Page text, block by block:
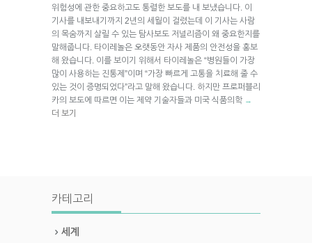
위험성에 관한 중요하고도 통렬한 보도를 내 보냈습니다. 이
기사를 내보내기까지 2년의 세월이 걸렸는데 이 기사는 사람
의 목숨까지 살릴 수 있는 탐사보도 저널리즘이 왜 중요한지를
말해줍니다. 타이레놀은 오랫동안 자사 제품의 안전성을 홍보
해 왔습니다. 이를 보이기 위해서 타이레놀은 “병원들이 가장
많이 사용하는 진통제”이며 “가장 빠르게 고통을 치료해 줄 수
있는 것이 증명되었다”라고 말해 왔습니다. 하지만 프로퍼블리
카의 보도에 따르면 이는 제약 기술자들과 미국 식품의학 →
더 보기
카테고리
세계